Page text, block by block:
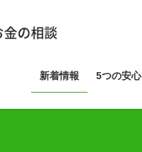
新着情報 5つの安心